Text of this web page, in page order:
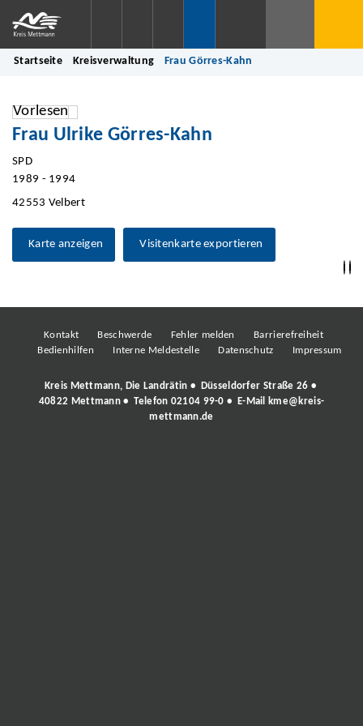
Startseite Kreisverwaltung Frau Görres-Kahn
Vorlesen
Frau Ulrike Görres-Kahn
SPD
1989 - 1994
42553 Velbert
Karte anzeigen Visitenkarte exportieren
Kontakt Beschwerde Fehler melden
Barrierefreiheit
Bedienhilfen
Interne Meldestelle Datenschutz Impressum
Kreis Mettmann, Die Landrätin • Düsseldorfer Straße 26 •
40822 Mettmann • Telefon 02104 99-0 • E-Mail
kme@kreis-
mettmann.de